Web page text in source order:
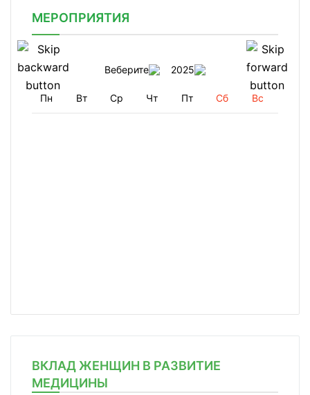
МЕРОПРИЯТИЯ
Веберите 2025
Пн Вт Ср Чт Пт Сб Вс
ВКЛАД ЖЕНЩИН В РАЗВИТИЕ
МЕДИЦИНЫ